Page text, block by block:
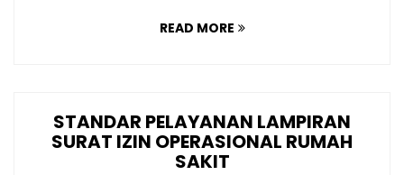
READ MORE
STANDAR PELAYANAN LAMPIRAN
SURAT IZIN OPERASIONAL RUMAH
SAKIT